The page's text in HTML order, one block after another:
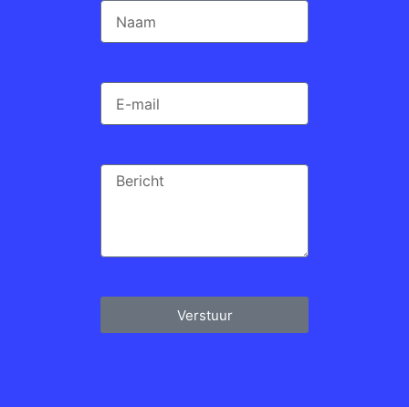
Verstuur